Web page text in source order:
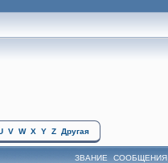
V W X Y Z Другая
ЗВАНИЕ СООБЩЕНИЯ